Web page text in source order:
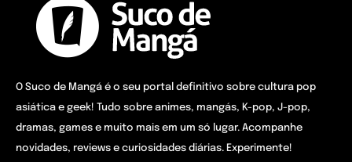
O Suco de Mangá é o seu portal definitivo sobre cultura pop
asiática e geek! Tudo sobre animes, mangás, K-pop, J-pop,
dramas, games e muito mais em um só lugar. Acompanhe
novidades, reviews e curiosidades diárias. Experimente!